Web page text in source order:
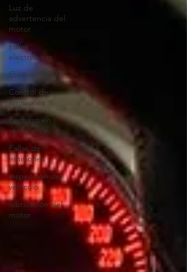
Luz de
advertencia del
motor
Fallas
electrónicas
Escáner OBD2
Control de
emisiones
Rechazo en
verificación
Fallas de
emisiones
inspección del
vehículo
lubricación del
motor